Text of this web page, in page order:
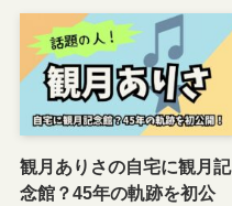
観月ありさの自宅に観月記
念館？45年の軌跡を初公